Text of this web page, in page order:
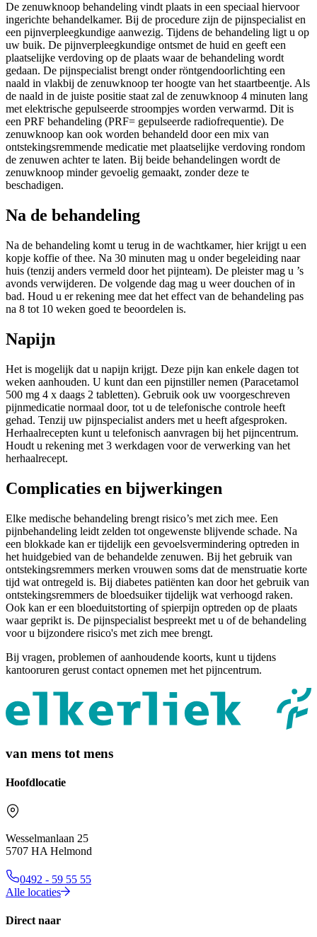
De zenuwknoop behandeling vindt plaats in een speciaal hiervoor
ingerichte behandelkamer. Bij de procedure zijn de pijnspecialist en
een pijnverpleegkundige aanwezig. Tijdens de behandeling ligt u op
uw buik. De pijnverpleegkundige ontsmet de huid en geeft een
plaatselijke verdoving op de plaats waar de behandeling wordt
gedaan. De pijnspecialist brengt onder röntgendoorlichting een
naald in vlakbij de zenuwknoop ter hoogte van het staartbeentje. Als
de naald in de juiste positie staat zal de zenuwknoop 4 minuten lang
met elektrische gepulseerde stroompjes worden verwarmd. Dit is
een PRF behandeling (PRF= gepulseerde radiofrequentie). De
zenuwknoop kan ook worden behandeld door een mix van
ontstekingsremmende medicatie met plaatselijke verdoving rondom
de zenuwen achter te laten. Bij beide behandelingen wordt de
zenuwknoop minder gevoelig gemaakt, zonder deze te
beschadigen.
Na de behandeling
Na de behandeling komt u terug in de wachtkamer, hier krijgt u een
kopje koffie of thee. Na 30 minuten mag u onder begeleiding naar
huis (tenzij anders vermeld door het pijnteam). De pleister mag u ’s
avonds verwijderen. De volgende dag mag u weer douchen of in
bad. Houd u er rekening mee dat het effect van de behandeling pas
na 8 tot 10 weken goed te beoordelen is.
Napijn
Het is mogelijk dat u napijn krijgt. Deze pijn kan enkele dagen tot
weken aanhouden. U kunt dan een pijnstiller nemen (Paracetamol
500 mg 4 x daags 2 tabletten). Gebruik ook uw voorgeschreven
pijnmedicatie normaal door, tot u de telefonische controle heeft
gehad. Tenzij uw pijnspecialist anders met u heeft afgesproken.
Herhaalrecepten kunt u telefonisch aanvragen bij het pijncentrum.
Houdt u rekening met 3 werkdagen voor de verwerking van het
herhaalrecept.
Complicaties en bijwerkingen
Elke medische behandeling brengt risico’s met zich mee. Een
pijnbehandeling leidt zelden tot ongewenste blijvende schade. Na
een blokkade kan er tijdelijk een gevoelsvermindering optreden in
het huidgebied van de behandelde zenuwen. Bij het gebruik van
ontstekingsremmers merken vrouwen soms dat de menstruatie korte
tijd wat ontregeld is. Bij diabetes patiënten kan door het gebruik van
ontstekingsremmers de bloedsuiker tijdelijk wat verhoogd raken.
Ook kan er een bloeduitstorting of spierpijn optreden op de plaats
waar geprikt is. De pijnspecialist bespreekt met u of de behandeling
voor u bijzondere risico's met zich mee brengt.
Bij vragen, problemen of aanhoudende koorts, kunt u tijdens
kantooruren gerust contact opnemen met het pijncentrum.
van mens tot mens
Hoofdlocatie
Wesselmanlaan 25
5707 HA Helmond
0492 - 59 55 55
Alle locaties
Direct naar